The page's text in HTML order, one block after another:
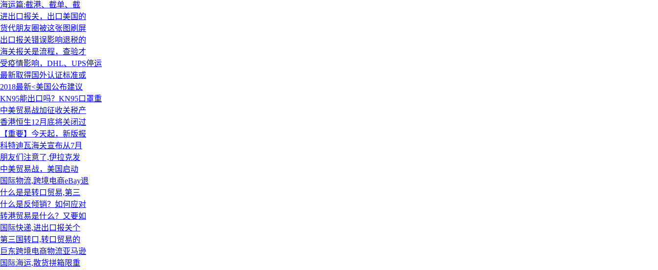
海运篇:截港、截单、截
进出口报关，出口美国的
货代朋友圈被这张图刷屏
出口报关错误影响退税的
海关报关是流程，查验才
受疫情影响，DHL、UPS停运
最新取得国外认证标准或
2018最新<美国公布建议
KN95能出口吗？KN95口罩重
中美贸易战加征收关税产
香港恒生12月底将关闭过
【重要】今天起，新版报
科特迪瓦海关宣布从7月
朋友们注意了,伊拉克发
中美贸易战，美国启动
国际物流,跨境电商eBay退
什么是是转口贸易,第三
什么是反倾销？如何应对
转港贸易是什么？又要如
国际快递,进出口报关个
第三国转口,转口贸易的
巨东跨境电商物流亚马逊
国际海运,散货拼箱限重